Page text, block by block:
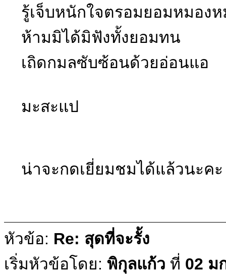
รู้เจ็บหนักใจตรอมยอมหมอง
ห้ามมิได้มิฟังทั้งยอมทน
เถิดกมลซับซ้อนด้วยอ่อนแอ
มะสะแป
น่าจะกดเยี่ยมชมได้แล้วนะค
หัวข้อ: Re: สุดที่จะรั้ง
เริ่มหัวข้อโดย: พิกุลแก้ว ที่ 02 ม